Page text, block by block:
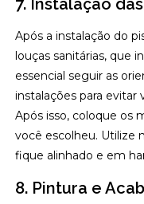
7. Instalação
Após a instalação do
louças sanitárias, que
essencial seguir as
instalações para
Após isso, coloque os
você escolheu. Utilize
fique alinhado e em
8. Pintura e